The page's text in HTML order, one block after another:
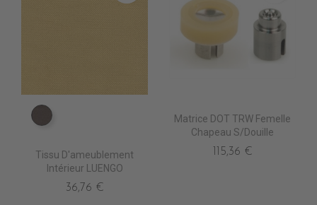
TA5205 EXPRESSO
Tissu D'ameublement
Intérieur LUENGO
36,76 €
Matrice DOT TRW Femelle
Chapeau S/Douille
115,36 €